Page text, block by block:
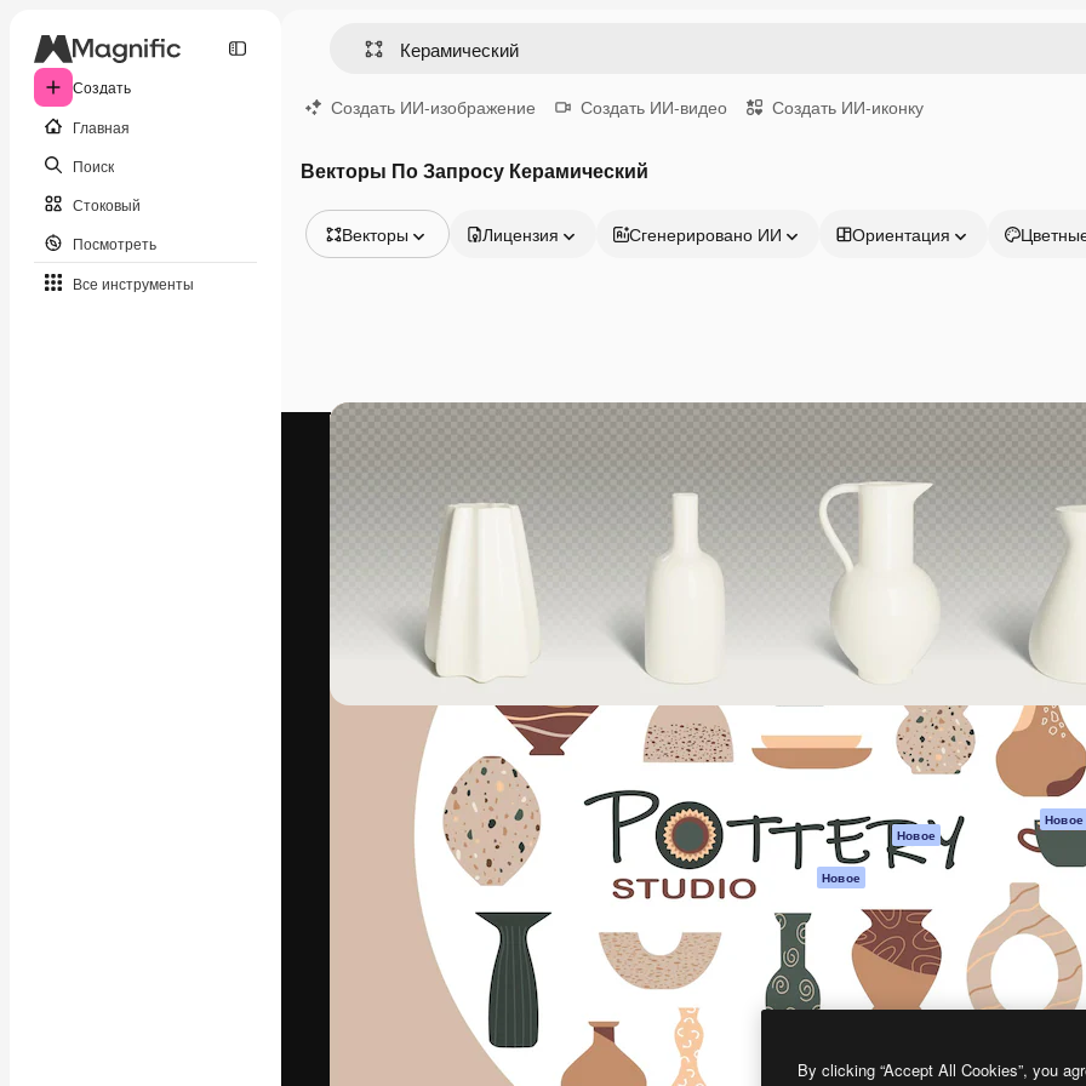
Создать
Главная
Поиск
Стоковый
Посмотреть
Все инструменты
Создать ИИ-изображение Создать ИИ-видео Создать ИИ-иконку
Векторы По Запросу Керамический
Векторы
Видео
Видеоролик
Моушн-дизайн
Видеошаблоны
Иконки
3D-модели
Лицензия Сгенерировано ИИ Ориентация
Креативная платформа для создания
ваших лучших работ. Более 1 миллиона
подписчиков среди креаторов,
предприятий, агентств и студий.
Pусский
Продукция
изображений ИИ
Генератор видео
ИИ
Генератор голоса
на основе ИИ
MCP для
Claude/ChatGPT
Новое
Агенты Новое
API
Мобильное
приложение
Все инструменты
Magnific
Начать
Документация по
Служба
Условия и
положения
Политика
Оригиналы Новое
Политика файлов
cookie
Центр доверия
Партнеры
Предприятие
By clicking “Accept All Cookies”, you